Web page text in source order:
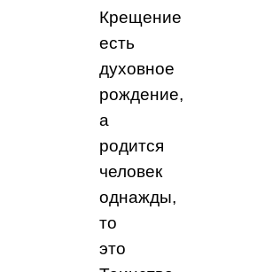
Крещение
есть
духовное
рождение,
а
родится
человек
однажды,
то
это